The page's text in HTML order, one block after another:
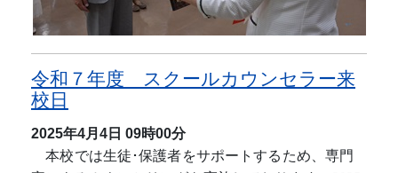
令和７年度 スクールカウンセラー来
校日
2025年4月4日 09時00分
本校では生徒･保護者をサポートするため、専門